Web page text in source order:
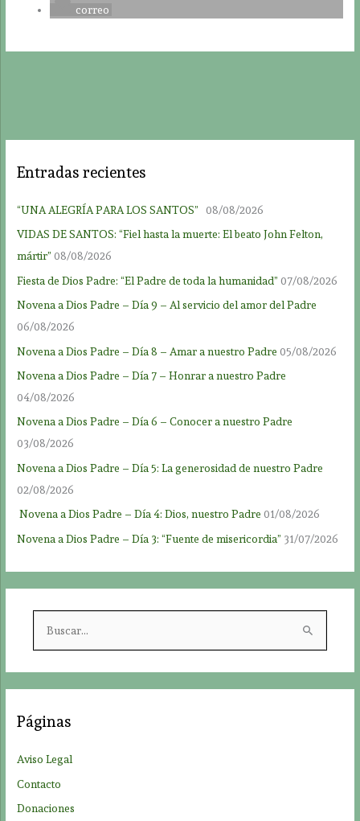
correo
Entradas recientes
“UNA ALEGRÍA PARA LOS SANTOS”
08/08/2026
VIDAS DE SANTOS: “Fiel hasta la muerte: El beato John Felton,
mártir” 08/08/2026
Fiesta de Dios Padre: “El Padre de toda la humanidad” 07/08/2026
Novena a Dios Padre – Día 9 – Al servicio del amor del Padre
06/08/2026
Novena a Dios Padre – Día 8 – Amar a nuestro Padre 05/08/2026
Novena a Dios Padre – Día 7 – Honrar a nuestro Padre
04/08/2026
Novena a Dios Padre – Día 6 – Conocer a nuestro Padre
03/08/2026
Novena a Dios Padre – Día 5: La generosidad de nuestro Padre
02/08/2026
Novena a Dios Padre – Día 4: Dios, nuestro Padre 01/08/2026
Novena a Dios Padre – Día 3: “Fuente de misericordia” 31/07/2026
r
:
Páginas
Aviso Legal
Contacto
Donaciones